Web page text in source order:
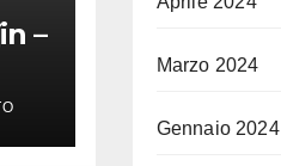
–
Marzo 2024
Gennaio 2024